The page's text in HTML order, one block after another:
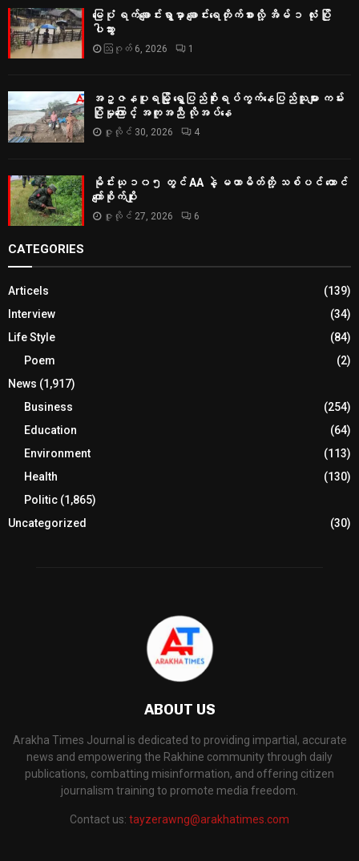
မြေပုံ ရက်ချောင်းရွာမှာ ချောင်းရေတိုက်စားလို့ အိမ် ၁ လုံး ပြို
ပါသွား
ဩဂုတ် 6, 2026 1
အဥ္ဇနပူရမြို့ ရွှေပြည်စိုးရပ်ကွက်နေပြည်သူများ ကမ်း
ပြိုမှုကြောင့် အကူအညီ လိုအပ်နေ
ဇူလိုင် 30, 2026 4
မိုင်းယု ၁၀၅ တွင် AA နဲ့ မဟာမိတ်တို့ သစ်ပင် ထောင်
ကျော်စိုက်ပျိုး
ဇူလိုင် 27, 2026 6
CATEGORIES
Articels
(139)
Interview
(34)
Life Style
(84)
Poem
(2)
News (1,917)
Business
(254)
Education
(64)
Environment
(113)
Health
(130)
Politic (1,865)
Uncategorized
(30)
ABOUT US
Arakha Times Journal is dedicated to providing impartial, accurate
news and empowering the Rakhine community through daily
publications, combatting misinformation, and offering citizen
journalism training to promote media freedom.
Contact us: tayzerawng@arakhatimes.com